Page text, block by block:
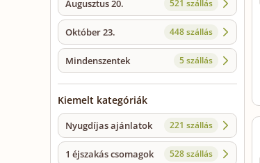
Augusztus 20. 521 szállás
Október 23. 448 szállás
Mindenszentek 5 szállás
Kiemelt kategóriák
Nyugdíjas ajánlatok 221 szállás
1 éjszakás csomagok 528 szállás